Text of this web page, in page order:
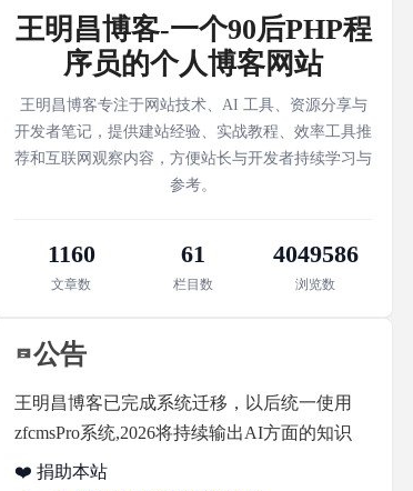
王明昌博客-一个90后PHP程
序员的个人博客网站
王明昌博客专注于网站技术、AI 工具、资源分享与
开发者笔记，提供建站经验、实战教程、效率工具推
荐和互联网观察内容，方便站长与开发者持续学习与
参考。
1160
文章数
61
栏目数
4049586
浏览数
公告
王明昌博客已完成系统迁移，以后统一使用
zfcmsPro系统,2026将持续输出AI方面的知识
❤️ 捐助本站